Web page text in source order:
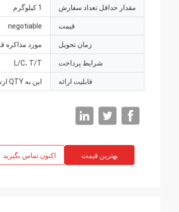
مقدار حداقل تعداد سفارش 1 کیلوگرم
قیمت negotiable
زمان تحویل مورد مذاکره
شرایط پرداخت L/C، T/T
قابلیت ارائه این به QTY ارسال مشتری بستگی دارد
بهترین قیمت اکنون تماس بگیرید